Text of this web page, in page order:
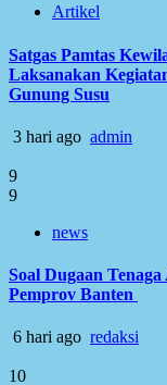
Artikel
Satgas Pamtas
Laksanakan
Gunung Susu
3 hari ago admin
9
9
news
Soal Dugaan
Pemprov Banten
6 hari ago redaksi
10